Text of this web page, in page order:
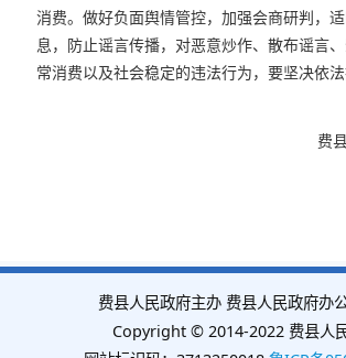
消费。做好负面舆情管控，加强会商研判，
息，防止谣言传播，对恶意炒作、散布谣言
常消费以及社会稳定的违法行为，要坚决依法
费
费县人民政府主办 费县人民政府办
Copyright © 2014-2022 费县人